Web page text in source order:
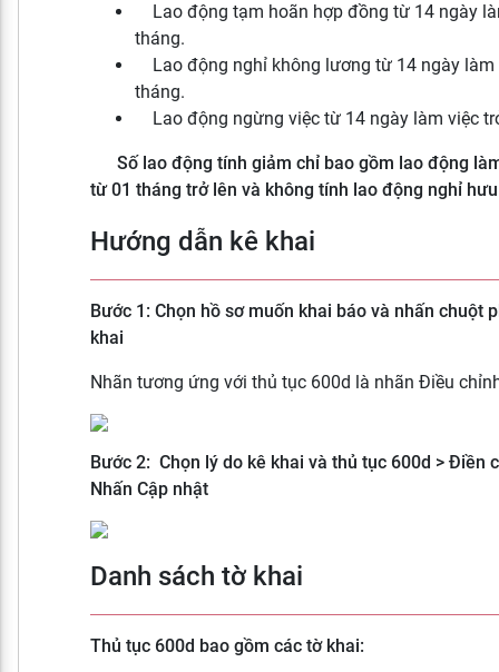
Lao động tạm hoãn hợp đồng từ 14 ngày
tháng.
Lao động nghỉ không lương từ 14 ngày làm
tháng.
Lao động ngừng việc từ 14 ngày làm việc
Số lao động tính giảm chỉ bao gồm lao động
từ 01 tháng trở lên và không tính lao động nghỉ
Hướng dẫn kê khai
Bước 1: Chọn hồ sơ muốn khai báo và nhấn chuột
khai
Nhãn tương ứng với thủ tục 600d là nhãn Điều
Bước 2: Chọn lý do kê khai và thủ tục 600d > Điền
Nhấn Cập nhật
Danh sách tờ khai
Thủ tục 600d bao gồm các tờ khai: